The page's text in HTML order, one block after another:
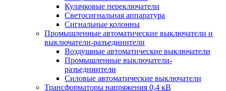
Кулачковые переключатели
Светосигнальная аппаратура
Сигнальные колонны
Промышленные автоматические выключатели и
выключатели-разъединители
Воздушные автоматические выключатели
Промышленные выключатели-
разъединители
Силовые автоматические выключатели
Трансформаторы напряжения 0,4 кВ